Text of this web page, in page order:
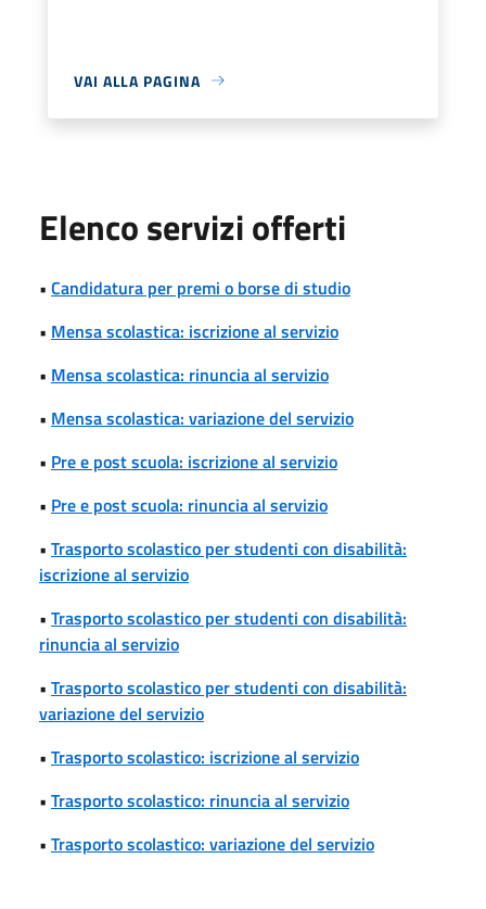
VAI ALLA PAGINA
Elenco servizi offerti
• Candidatura per premi o borse di studio
• Mensa scolastica: iscrizione al servizio
• Mensa scolastica: rinuncia al servizio
• Mensa scolastica: variazione del servizio
• Pre e post scuola: iscrizione al servizio
• Pre e post scuola: rinuncia al servizio
• Trasporto scolastico per studenti con disabilità:
iscrizione al servizio
• Trasporto scolastico per studenti con disabilità:
rinuncia al servizio
• Trasporto scolastico per studenti con disabilità:
variazione del servizio
• Trasporto scolastico: iscrizione al servizio
• Trasporto scolastico: rinuncia al servizio
• Trasporto scolastico: variazione del servizio